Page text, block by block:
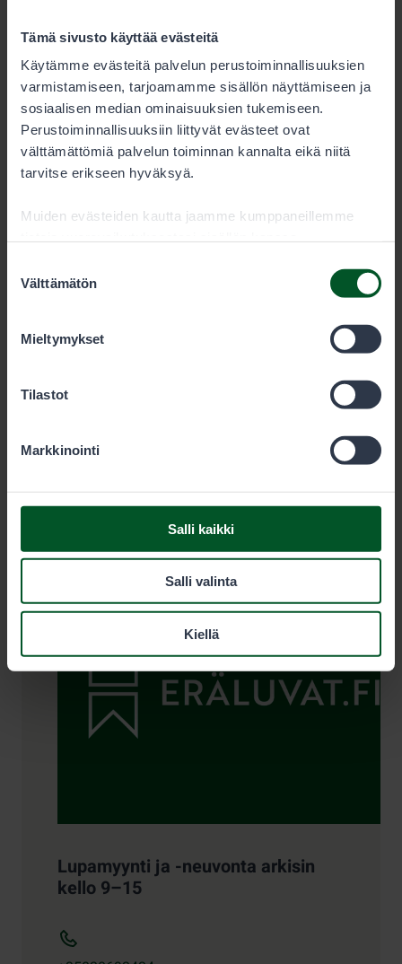
Tämä sivusto käyttää evästeitä
Käytämme evästeitä palvelun perustoiminnallisuuksien
varmistamiseen, tarjoamamme sisällön näyttämiseen ja
sosiaalisen median ominaisuuksien tukemiseen.
Perustoiminnallisuuksiin liittyvät evästeet ovat
välttämättömiä palvelun toiminnan kannalta eikä niitä
tarvitse erikseen hyväksyä.
Muiden evästeiden kautta jaamme kumppaneillemme
tietoihin, joita olet antanut heille tai joita on kerätty, kun
olet käyttänyt heidän palvelujaan. Voit sallia haluamasi
valinta
Välttämätön
Mieltymykset
Tilastot
Markkinointi
Salli kaikki
Salli valinta
Kiellä
Osta ulkomaalaisen hyljelupa
Valitse viikkolupa haluamallesi ajalle ja
Lupamyynti ja -neuvonta arkisin
kello 9–15